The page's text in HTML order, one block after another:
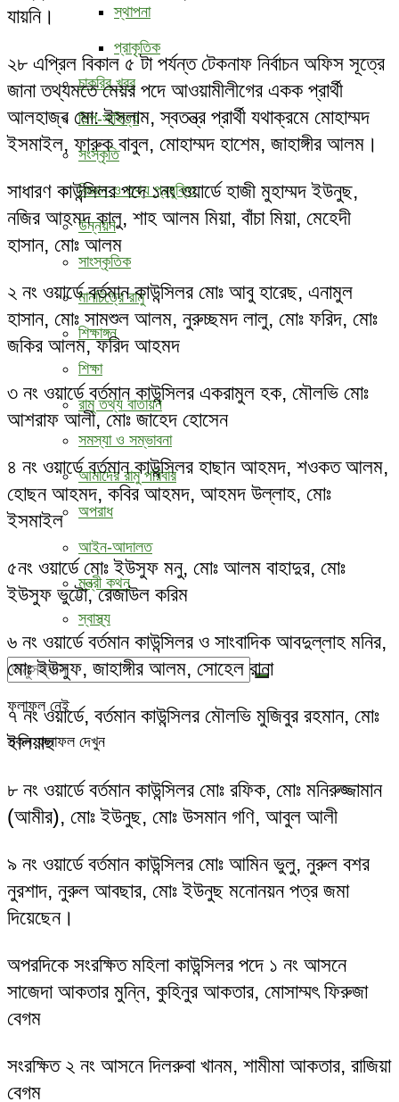
স্থাপনা
প্রাকৃতিক
চাকরির খবর
শিল্প-সাহিত্য
সংস্কৃতি
বিজ্ঞান ও তথ্য প্রযুক্তি
উন্নয়ন
সাংস্কৃতিক
মানচিত্রে রামু
শিক্ষাঙ্গন
শিক্ষা
রামু তথ্য বাতায়ন
সমস্যা ও সম্ভাবনা
আমাদের রামু পরিবার
অপরাধ
আইন-আদালত
মন্ত্রী কথন
স্বাস্থ্য
ফলাফল নেই
সকল ফলাফল দেখুন
যায়নি।
২৮ এপ্রিল বিকাল ৫ টা পর্যন্ত টেকনাফ নির্বাচন অফিস সূত্রে
জানা তথ্যমতে মেয়র পদে আওয়ামীলীগের একক প্রার্থী
আলহাজ্ব মো: ইসলাম, স্বতন্ত্র প্রার্থী যথাক্রমে মোহাম্মদ
ইসমাইল, ফারুক বাবুল, মোহাম্মদ হাশেম, জাহাঙ্গীর আলম।
সাধারণ কাউন্সিলর পদে ১নং ওয়ার্ডে হাজী মুহাম্মদ ইউনুছ,
নজির আহমদ কালু, শাহ আলম মিয়া, বাঁচা মিয়া, মেহেদী
হাসান, মোঃ আলম
২ নং ওয়ার্ডে বর্তমান কাউন্সিলর মোঃ আবু হারেছ, এনামুল
হাসান, মোঃ সামশুল আলম, নুরুচ্ছমদ লালু, মোঃ ফরিদ, মোঃ
জকির আলম, ফরিদ আহমদ
৩ নং ওয়ার্ডে বর্তমান কাউন্সিলর একরামুল হক, মৌলভি মোঃ
আশরাফ আলী, মোঃ জাহেদ হোসেন
৪ নং ওয়ার্ডে বর্তমান কাউন্সিলর হাছান আহমদ, শওকত আলম,
হোছন আহমদ, কবির আহমদ, আহমদ উল্লাহ, মোঃ
ইসমাইল
৫নং ওয়ার্ডে মোঃ ইউসুফ মনু, মোঃ আলম বাহাদুর, মোঃ
ইউসুফ ভুট্টো, রেজাউল করিম
৬ নং ওয়ার্ডে বর্তমান কাউন্সিলর ও সাংবাদিক আবদুল্লাহ মনির,
মোঃ ইউসুফ, জাহাঙ্গীর আলম, সোহেল রানা
৭ নং ওয়ার্ডে, বর্তমান কাউন্সিলর মৌলভি মুজিবুর রহমান, মোঃ
ইলিয়াছ
৮ নং ওয়ার্ডে বর্তমান কাউন্সিলর মোঃ রফিক, মোঃ মনিরুজ্জামান
(আমীর), মোঃ ইউনুছ, মোঃ উসমান গণি, আবুল আলী
৯ নং ওয়ার্ডে বর্তমান কাউন্সিলর মোঃ আমিন ভুলু, নুরুল বশর
নুরশাদ, নুরুল আবছার, মোঃ ইউনুছ মনোনয়ন পত্র জমা
দিয়েছেন।
অপরদিকে সংরক্ষিত মহিলা কাউন্সিলর পদে ১ নং আসনে
সাজেদা আকতার মুন্নি, কুহিনুর আকতার, মোসাম্মৎ ফিরুজা
বেগম
সংরক্ষিত ২ নং আসনে দিলরুবা খানম, শামীমা আকতার, রাজিয়া
বেগম